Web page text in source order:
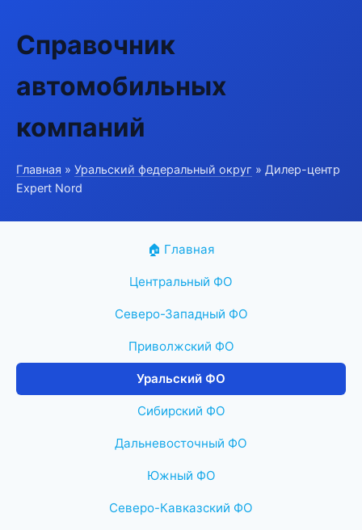
Справочник
автомобильных
компаний
Главная » Уральский федеральный округ » Дилер-центр
Expert Nord
🏠 Главная
Центральный ФО
Северо-Западный ФО
Приволжский ФО
Уральский ФО
Сибирский ФО
Дальневосточный ФО
Южный ФО
Северо-Кавказский ФО